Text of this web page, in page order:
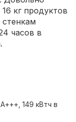
кг продуктов
часов в
149 кВтч в